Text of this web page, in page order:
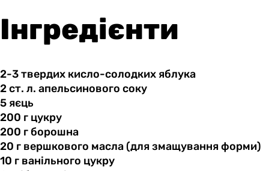
Інгредієнти
2-3 твердих кисло-солодких яблука
2 ст. л. апельсинового соку
5 яєць
200 г цукру
200 г борошна
20 г вершкового масла (для змащування форми)
10 г ванільного цукру